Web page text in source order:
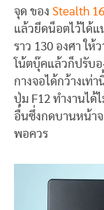
จุด ของ Stealth
แล้วยึดน็อตไว้ได้แ
ราว 130 องศา ให้
โน้ตบุ๊คแล้วก็ปรับอ
กางจอได้กว้างเท่
ปุ่ม F12 ทำงานได้
อื่นซึ่งกดบานหน้าจ
พอควร